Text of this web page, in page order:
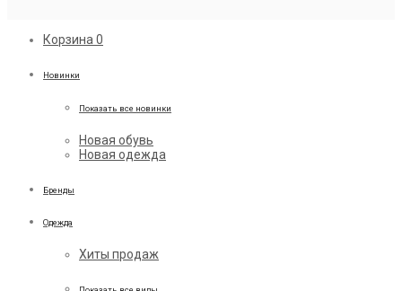
Корзина 0
Новинки
Показать все новинки
Новая обувь
Новая одежда
Бренды
Одежда
Хиты продаж